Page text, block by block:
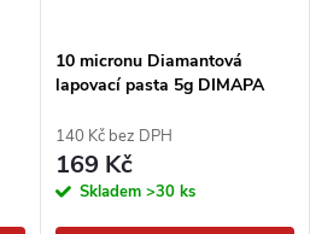
10 micronu Diamantová
lapovací pasta 5g DIMAPA
140 Kč bez DPH
169 Kč
Skladem >30 ks